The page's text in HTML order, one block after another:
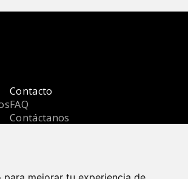
Contacto
FAQ
Contáctanos
Politica de Privacidad